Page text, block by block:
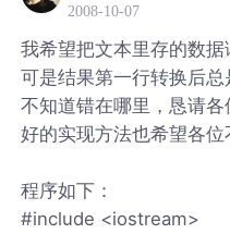
2008-10-07
我希望把文本里存的数
可是结果第一行转换后总
不知道错在哪里，恳请
好的实现方法也希望各位
程序如下：
#include <iostream>